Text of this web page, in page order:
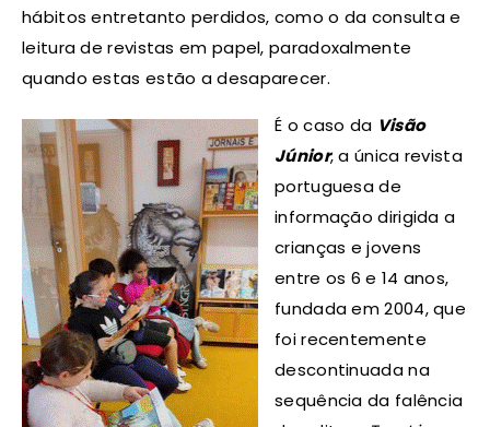
hábitos entretanto perdidos, como o da consulta e
leitura de revistas em papel, paradoxalmente
quando estas estão a desaparecer.
É o caso da Visão
Júnior, a única revista
portuguesa de
informação dirigida a
crianças e jovens
entre os 6 e 14 anos,
fundada em 2004, que
foi recentemente
descontinuada na
sequência da falência